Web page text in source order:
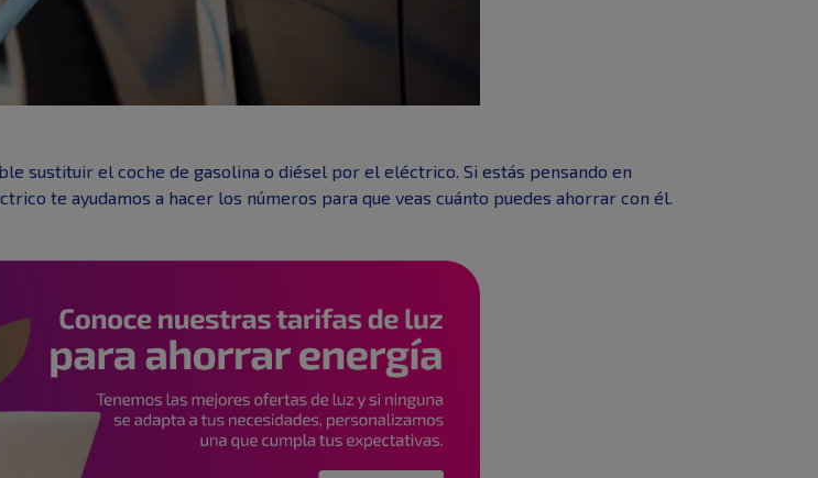
sustituir el coche de gasolina o diésel por el eléctrico. Si estás pensando en
te ayudamos a hacer los números para que veas cuánto puedes ahorrar con él.